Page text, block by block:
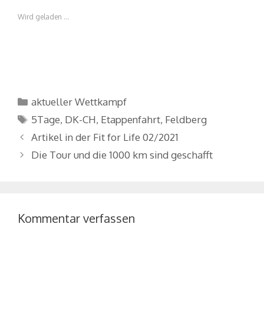
Wird geladen …
Kategorien
aktueller Wettkampf
Schlagwörter
5Tage, DK-CH, Etappenfahrt, Feldberg
Artikel in der Fit for Life 02/2021
Die Tour und die 1000 km sind geschafft
Kommentar verfassen